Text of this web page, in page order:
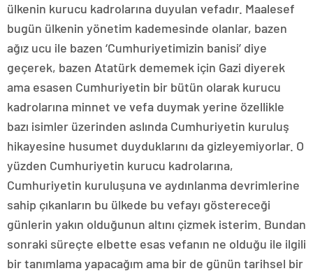
ülkenin kurucu kadrolarına duyulan vefadır. Maalesef
bugün ülkenin yönetim kademesinde olanlar, bazen
ağız ucu ile bazen ‘Cumhuriyetimizin banisi’ diye
geçerek, bazen Atatürk dememek için Gazi diyerek
ama esasen Cumhuriyetin bir bütün olarak kurucu
kadrolarına minnet ve vefa duymak yerine özellikle
bazı isimler üzerinden aslında Cumhuriyetin kuruluş
hikayesine husumet duyduklarını da gizleyemiyorlar. O
yüzden Cumhuriyetin kurucu kadrolarına,
Cumhuriyetin kuruluşuna ve aydınlanma devrimlerine
sahip çıkanların bu ülkede bu vefayı göstereceği
günlerin yakın olduğunun altını çizmek isterim. Bundan
sonraki süreçte elbette esas vefanın ne olduğu ile ilgili
bir tanımlama yapacağım ama bir de günün tarihsel bir